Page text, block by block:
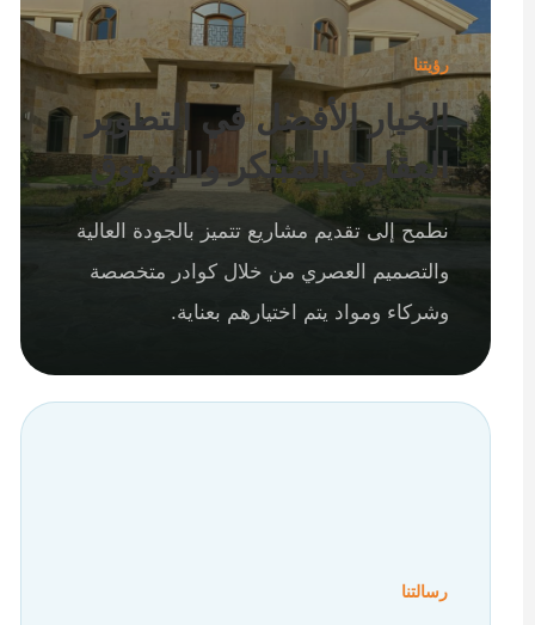
رؤيتنا
الخيار الأفضل في التطوير
العقاري المبتكر والموثوق
نطمح إلى تقديم مشاريع تتميز بالجودة العالية
والتصميم العصري من خلال كوادر متخصصة
وشركاء ومواد يتم اختيارهم بعناية.
رسالتنا